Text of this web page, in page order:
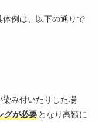
例は、以下の通りで
み付いたりした場
グが必要となり高額に